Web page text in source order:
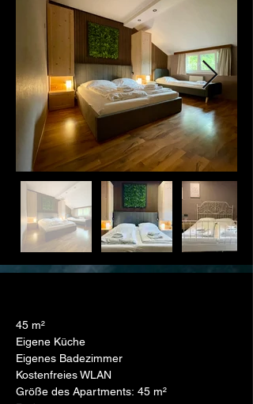
45 m²
Eigene Küche
Eigenes Badezimmer
Kostenfreies WLAN
Größe des Apartments: 45 m²